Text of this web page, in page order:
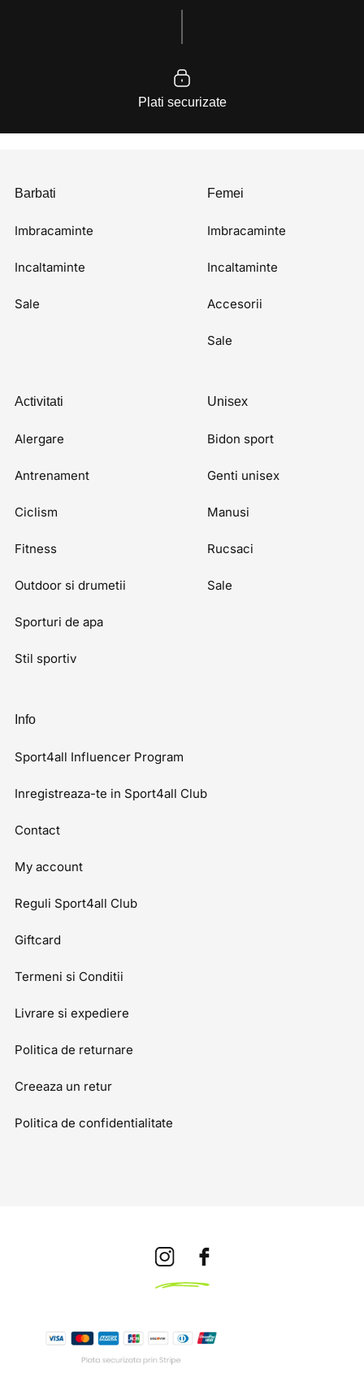
Plati securizate
Barbati
Imbracaminte
Incaltaminte
Sale
Femei
Imbracaminte
Incaltaminte
Accesorii
Sale
Activitati
Alergare
Antrenament
Ciclism
Fitness
Outdoor si drumetii
Sporturi de apa
Stil sportiv
Unisex
Bidon sport
Genti unisex
Manusi
Rucsaci
Sale
Info
Sport4all Influencer Program
Inregistreaza-te in Sport4all Club
Contact
My account
Reguli Sport4all Club
Giftcard
Termeni si Conditii
Livrare si expediere
Politica de returnare
Creeaza un retur
Politica de confidentialitate